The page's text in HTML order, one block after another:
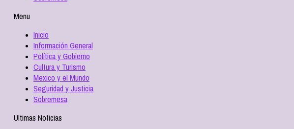
Menu
Inicio
Información General
Política y Gobierno
Cultura y Turismo
Mexico y el Mundo
Seguridad y Justicia
Sobremesa
Ultimas Noticias